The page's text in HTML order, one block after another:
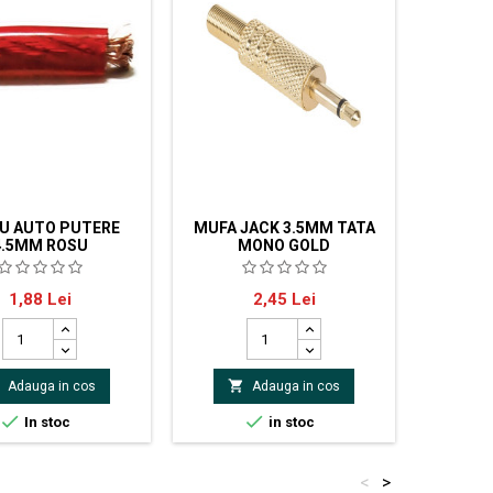
AUTO PUTERE
ROSU
putere din aluminiu +
sectiunii: 3.31
exterior: 4.5
izolatie: rosu
Pret
1,88 Lei
Adauga in cos
 In stoc
MUFA JACK 3.5MM TATA
MONO GOLD
Mufa jack 3.5 mm tata, mono,
metal gold.
Pret
2,45 Lei
 Adauga in cos
 in stoc
>
<